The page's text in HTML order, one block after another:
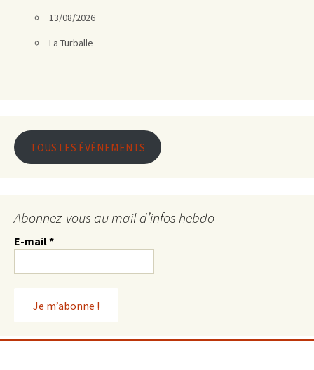
13/08/2026
La Turballe
TOUS LES ÉVÈNEMENTS
Abonnez-vous au mail d’infos hebdo
E-mail*